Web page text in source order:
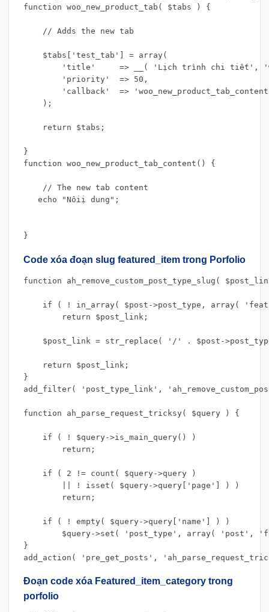
function woo_new_product_tab( $tabs ) {
    // Adds the new tab
    $tabs['test_tab'] = array(
'title'     => __( 'Lịch trình chi tiết',
        'priority'  => 50,
'callback'  =>
    );
    return $tabs;
}
function woo_new_product_tab_content() {
    // The new tab content
   echo "Nôiị dung";
}
Code xóa đoạn slug featured_item trong Porfolio
function ah_remove_custom_post_type_slug(
if ( ! in_array( $post->post_type, array(
        return $post_link;
$post_link = str_replace( '/' . $post-
    return $post_link;
}
add_filter( 'post_type_link',
function ah_parse_request_tricksy( $query ) {
    if ( ! $query->is_main_query() )
        return;
    if ( 2 != count( $query->query )
        || ! isset( $query->query['page'] ) )
        return;
    if ( ! empty( $query->query['name'] ) )
$query->set( 'post_type', array( 'post',
}
add_action( 'pre_get_posts',
Đoạn code xóa Featured_item_category trong
porfolio